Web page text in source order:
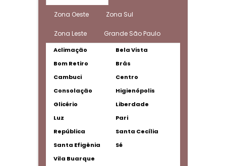
Zona Oeste Zona Sul
Zona Leste Grande São Paulo
Aclimação
Bela Vista
Bom Retiro
Brás
Cambuci
Centro
Consolação
Higienópolis
Glicério
Liberdade
Luz
Pari
República
Santa Cecília
Santa Efigênia
Sé
Vila Buarque